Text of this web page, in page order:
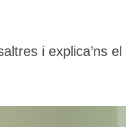
i explica’ns